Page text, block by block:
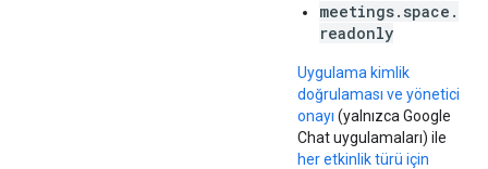
meetings.space.
readonly
Uygulama kimlik
doğrulaması ve yönetici
onayı (yalnızca Google
Chat uygulamaları) ile
her etkinlik türü için